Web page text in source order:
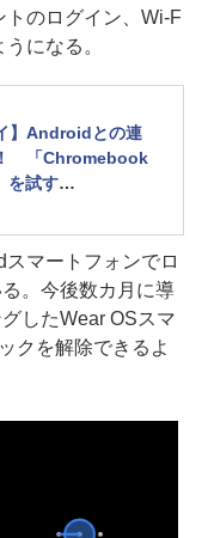
トのログイン、Wi-F
になる。
】Androidとの連
「Chromebook
を試す
マートフォンでロ
。今後数カ月に導
したWear OSスマ
クを解除できるよ